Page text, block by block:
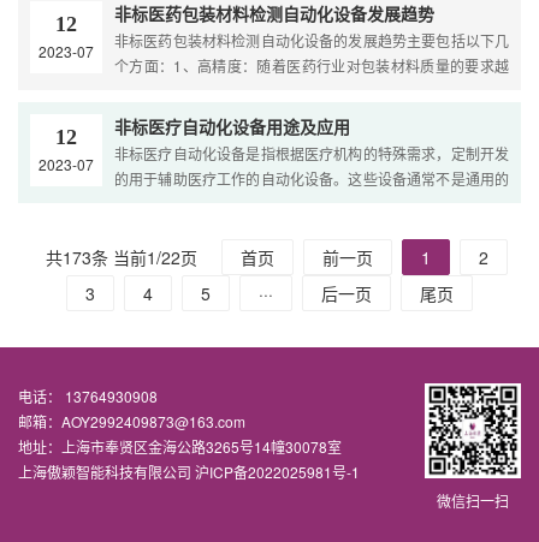
12
2023-07
非标医药包装材料检测自动化设备发展趋势
非标医药包装材料检测自动化设备的发展趋势主要包括以下几
个方面：1、高精度：随着医药行业对包装材料质量的要求越
测...
12
2023-07
非标医疗自动化设备用途及应用
非标医疗自动化设备是指根据医疗机构的特殊需求，定制开发
的用于辅助医疗工作的自动化设备。这些设备通常不是通用的
共173条 当前1/22页 首页 前一页 1
2
3
4 5 ··· 后一页 尾页
微信扫一扫
电话： 13764930908
邮箱：AOY2992409873@163.com
地址：上海市奉贤区金海公路3265号14幢30078室
上海傲颖智能科技有限公司 沪ICP备2022025981号-1